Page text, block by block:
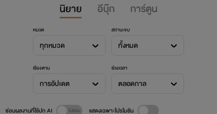
นิยาย อีบุ๊ก การ์ตูน
หมวด
ทุกหมวด
สถานะจบ
ทั้งหมด
เรียงตาม
การอัปเดต
ช่วงเวลา
ตลอดกาล
ซ่อนผลงานที่ใช้ปก AI แสดงเฉพาะโปรโมชัน